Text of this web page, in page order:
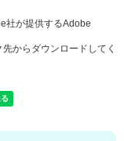
社が提供するAdobe
からダウンロードしてく